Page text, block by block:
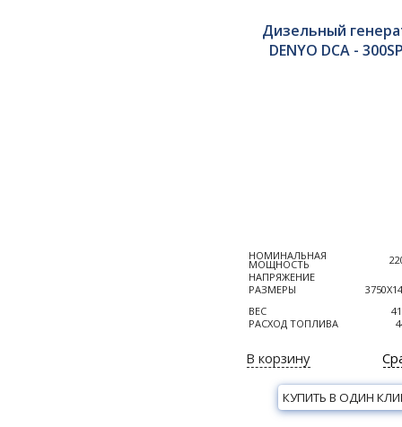
Дизельный
DENYO DCA -
НОМИНАЛЬНАЯ
МОЩНОСТЬ
НАПРЯЖЕНИЕ
РАЗМЕРЫ
ВЕС
РАСХОД ТОПЛИВА
В корзину
КУПИТЬ В ОДИН